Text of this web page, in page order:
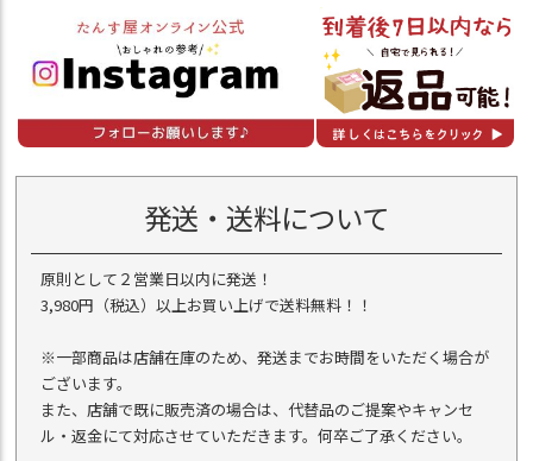
発送・送料について
原則として２営業日以内に発送！
3,980円（税込）以上お買い上げで送料無料！！
※一部商品は店舗在庫のため、発送までお時間をいただく場合が
ございます。
また、店舗で既に販売済の場合は、代替品のご提案やキャンセ
ル・返金にて対応させていただきます。何卒ご了承ください。